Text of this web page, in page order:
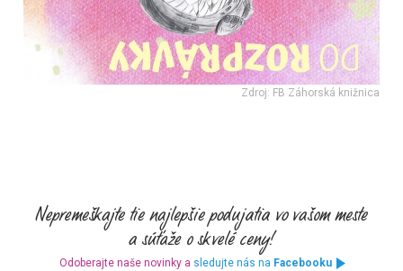
Zdroj: FB Záhorská knižnica
Odoberajte naše novinky a sledujte nás na Facebooku